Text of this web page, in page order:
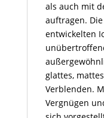
als auch mit
auftragen.
entwickelten
glattes,
Verblenden.
Vergnügen